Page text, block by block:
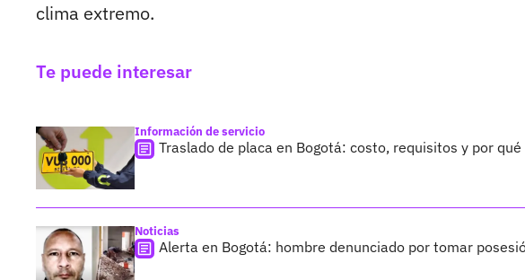
clima extremo.
Te puede interesar
Información de servicio
Traslado de placa en Bogotá: costo, requisitos y por
Noticias
Alerta en Bogotá: hombre denunciado por tomar